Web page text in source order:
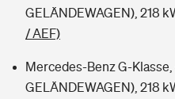
GELÄNDEWAGEN), 218
/ AEF)
Mercedes-Benz G-
GELÄNDEWAGEN), 218